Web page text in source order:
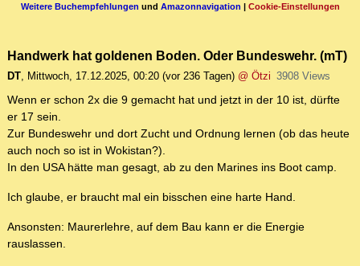
Weitere Buchempfehlungen und Amazonnavigation | Cookie-Einstellungen
Handwerk hat goldenen Boden. Oder Bundeswehr. (mT)
DT, Mittwoch, 17.12.2025, 00:20 (vor 236 Tagen) @ Ötzi 3908 Views
Wenn er schon 2x die 9 gemacht hat und jetzt in der 10 ist, dürfte
er 17 sein.
Zur Bundeswehr und dort Zucht und Ordnung lernen (ob das heute
auch noch so ist in Wokistan?).
In den USA hätte man gesagt, ab zu den Marines ins Boot camp.
Ich glaube, er braucht mal ein bisschen eine harte Hand.
Ansonsten: Maurerlehre, auf dem Bau kann er die Energie
rauslassen.